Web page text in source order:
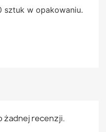
sztuk w opakowaniu.
żadnej recenzji.